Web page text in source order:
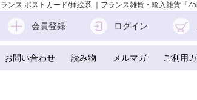
ス ポストカード/挿絵系 ｜フランス雑貨・輸入雑貨『
会員登録 ログイン
お問い合わせ 読み物 メルマガ ご利用